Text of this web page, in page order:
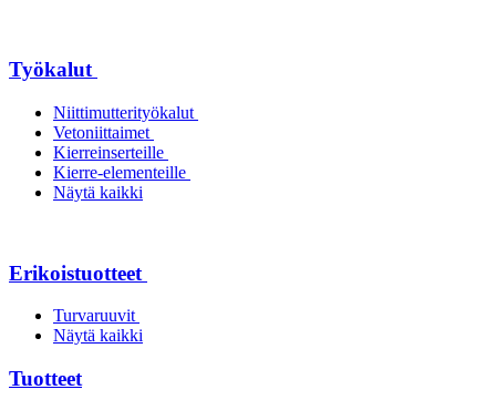
Työkalut
Niittimutterityökalut
Vetoniittaimet
Kierreinserteille
Kierre-elementeille
Näytä kaikki
Erikoistuotteet
Turvaruuvit
Näytä kaikki
Tuotteet